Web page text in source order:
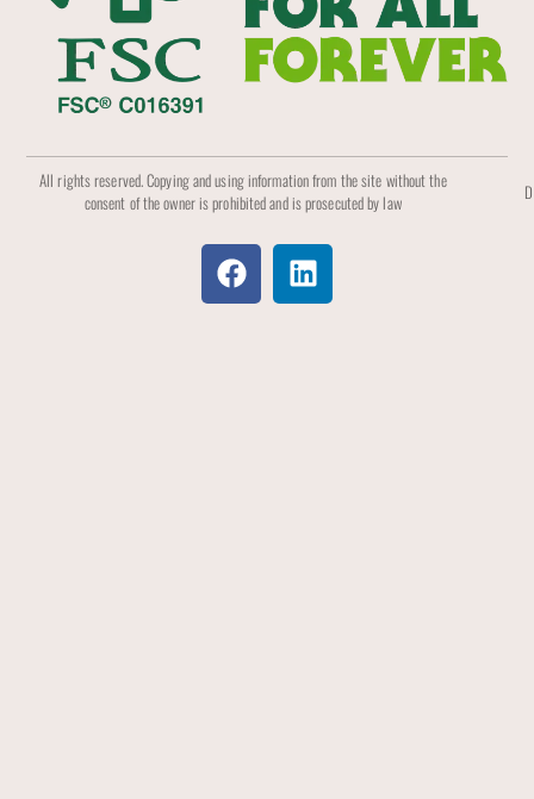
All rights reserved. Copying and using information from the site without the
consent of the owner is prohibited and is prosecuted by law